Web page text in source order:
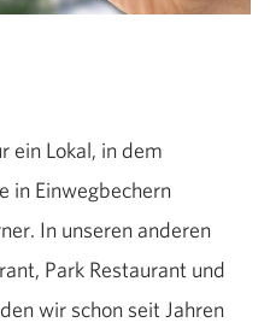
ein Lokal, in dem
in Einwegbechern
In unseren anderen
Park Restaurant und
wir schon seit Jahren